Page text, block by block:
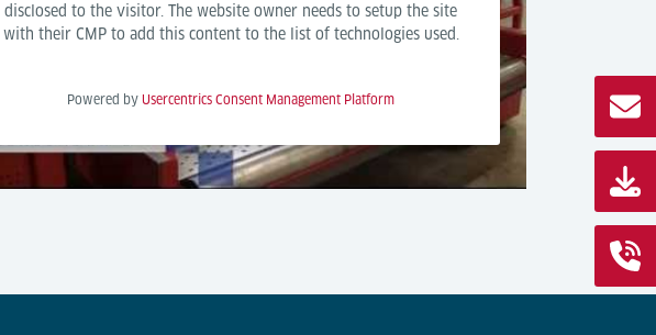
disclosed to the visitor. The website owner needs to setup the site
with their CMP to add this content to the list of technologies used.
Powered by Usercentrics Consent Management Platform